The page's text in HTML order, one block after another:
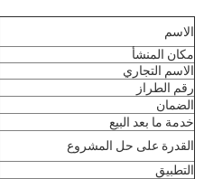
الاسم
مكان المنشأ
الاسم التجاري
رقم الطراز
الضمان
خدمة ما بعد البيع
القدرة على حل المشروع
التطبيق